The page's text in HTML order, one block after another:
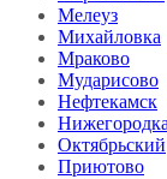
Мелеуз
Михайловка
Мраково
Мударисово
Нефтекамск
Нижегородка
Октябрьский
Приютово